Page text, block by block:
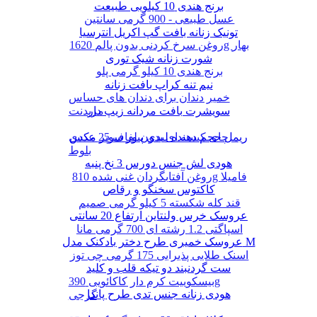
عسل طبیعی - 900 گرمی سانتین
روغن سرخ کردنی بدون پالم 1620g بهار
برنج هندی 10 کیلو گرمی پلو
خمیر دندان برای دندان های حساس
مریدنت
چای کیسه ای بدون لفاف 25 عددی
بلوط
روغن آفتابگردان غنی شده 810g فامیلا
قند کله شکسته 5 کیلو گرمی صمیم
اسپاگتی 1.2 رشته ای 700 گرمی مانا
اسنک طلایی پذیرایی 175 گرمی چی توز
بیسکوییت کرم دار کاکائویی 390g
گرجی
برنج هندی 10 کیلویی طبیعت
تونیک زنانه بافت گپ اکریل انترسیا
شورت زنانه شیک توری
نیم تنه کراپ بافت زنانه
سویشرت بافت مردانه زیپ دار
ریمل حجم دهنده لیدی پیور سوپر مکس
هودی لش جنس دورس 3 نخ پنبه
کاکتوس سخنگو و رقاص
عروسک خرس ولنتاین ارتفاع 20 سانتی
عروسک خمیری طرح دختر بادکنک مدل M
ست گردنبند دو تیکه قلب و کلید
هودی زنانه جنس تدی طرح پاندا